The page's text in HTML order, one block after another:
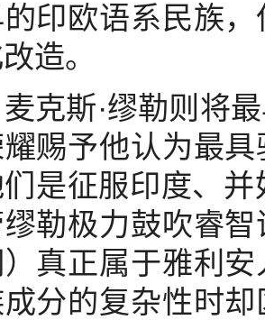
印欧语系民族
造。
斯·缪勒则将最
赐予他认为最
是征服印度、
勒极力鼓吹睿
真正属于雅利
成分的复杂性时